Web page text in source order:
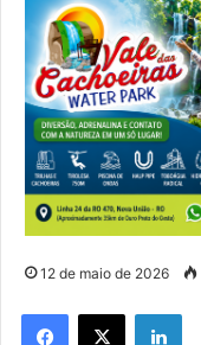
12 de maio de 2026
Facebook
X